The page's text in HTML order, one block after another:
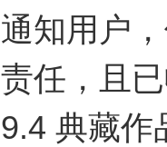
通知用户
责任，且
9.4 典藏作